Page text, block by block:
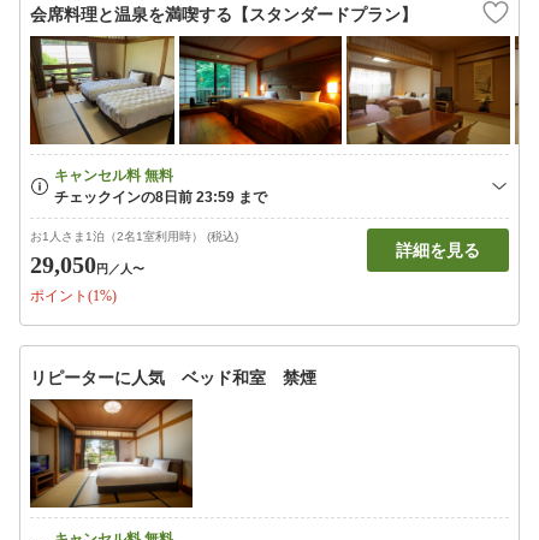
会席料理と温泉を満喫する【スタンダードプラン】
お1人さま1泊（2名1室利用時） (税込)
29,050円 ／人〜
ポイント(1%)
詳細を見る
リピーターに人気 ベッド和室 禁煙